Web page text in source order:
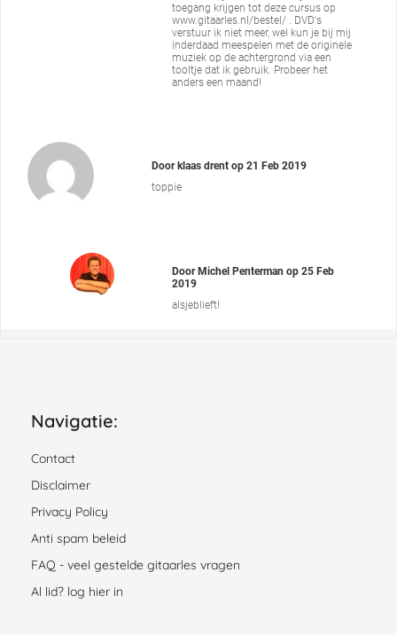
toegang krijgen tot deze cursus op
www.gitaarles.nl/bestel/ . DVD's
verstuur ik niet meer, wel kun je bij mij
inderdaad meespelen met de originele
muziek op de achtergrond via een
tooltje dat ik gebruik. Probeer het
anders een maand!
Doorklaas drent op21 Feb 2019
toppie
DoorMichel Penterman op 25 Feb
2019
alsjeblieft!
Navigatie:
Contact
Disclaimer
Privacy Policy
Anti spam beleid
FAQ - veel gestelde gitaarles vragen
Al lid? log hier in